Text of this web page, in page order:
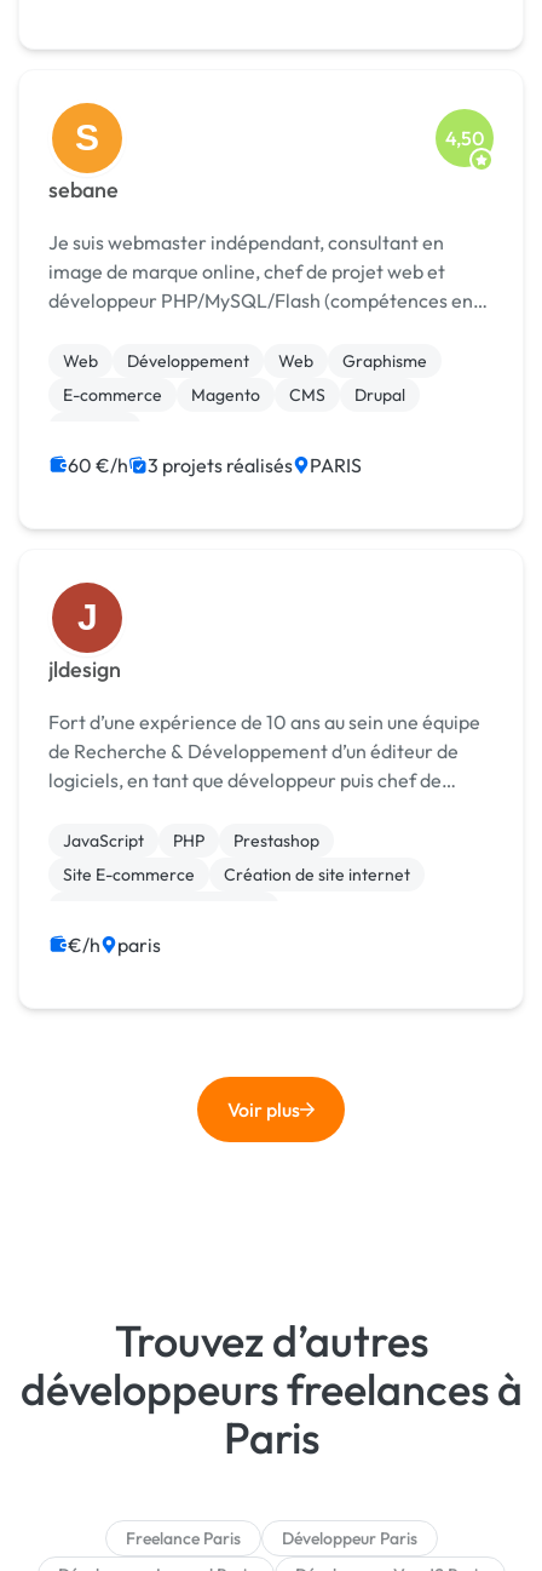
S
sebane
4,50
Je suis webmaster indépendant, consultant en
image de marque online, chef de projet web et
développeur PHP/MySQL/Flash (compétences en
sur l'intégration XHTML/CSS conforme aux normes
en vigueurs...
Web Développement Web
Graphisme
E-commerce
Magento CMS
Drupal
60 €/h 3 projets réalisés PARIS
J
jldesign
Fort d’une expérience de 10 ans au sein une équipe
de Recherche & Développement d’un éditeur de
logiciels, en tant que développeur puis chef de
pour devenir indépendant, ce qui me permet de ...
JavaScript PHP
Prestashop
Site E-commerce
Création de site internet
Migration ou refonte de site
WordPress
€/h paris
Voir plus
Trouvez d’autres
développeurs freelances à
Paris
Freelance Paris
Développeur Paris